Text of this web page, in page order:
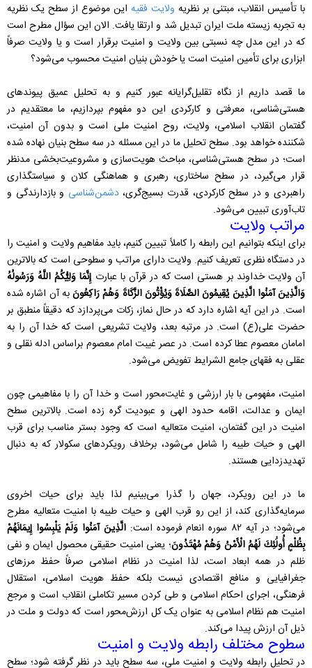
با تأسیس انقلاب، مبتنی بر نظریه ولایت فقیه این موضوع از سطح یک نظریه
به تجربه زیسته ملت ایران تبدیل شد و ارتقا یافت. الان این سؤال مطرح است
که در این مدل چه نسبتی بین ولایت و امنیت برقرار است و یا ولایت صرفاً
ابزاری برای تأمین امنیت است یا خودش بنیان امنیت محسوب می‌شود؟
ما قصد داریم از نگاه تقلیل‌گرایانه عبور کنیم و به تحلیل عمیق پیوندهای
هستی‌شناسی، معرفتی و کارکردی این دو مفهوم بپردازیم، ما معتقدیم در
گفتمان انقلاب اسلامی، ولایت، روح امنیت ملی است و بدون آن امنیت،
شکننده خواهد بود. سطح تحلیل ما در این مسئله در سه سطح بنیان نهاده شده
است؛ در سطح هستی‌شناسی، مباحث هویت‌سازی و مشروعیت‌بخشی مدنظر
قرار می‌گیرد، در سطح ساختاری، رهبری و هماهنگی کلان و سیاستگذاری
راهبردی و در سطح کارکردی، قدرت بسیج‌گری،دشمن‌شناسی و بازدارندگی و
تاب‌آوری تبیین می‌شود.
مراتب ولایت
برای اینکه بتوانیم این رابطه را کاملاً تبیین کنیم، باید مفاهیم ولایت و امنیت را
در دستگاه نظری تعریف کنیم. ولایت دارای مراتب و سطوحی است که بالاترین
آن ولایت خداوند بر هستی است که در قرآن با عبارتإِنَّمَا وَلِيُّكُمُ اللَّهُ وَرَسُولُهُ
وَالَّذِينَ آمَنُوا الَّذِينَ يُقِيمُونَ الصَّلَاةَ وَيُؤْتُونَ الزَّكَاةَ وَهُمْ رَاكِعُونَبه آن اشاره شده
است. در این آیه اشاره دارد که در حال نماز، زکات می‌پردازد که دقیقاً منطبق بر
حضرت علی(ع) است. در مرتبه بعد، ولایت تشریعی است که خدا آن را به
امامان معصوم عطا کرده است. در عصر غیبت امام معصوم براساس ادله نقلی و
عقلی به فقهای جامع الشرایط تفویض می‌شود.
امنیت، مفهومی با بار ارزشی و غایت‌محور است و خدا آن را با مفاهیمی چون
ایمان و عدالت، اقامه حدود الهی و عبودیت گره زده است. بالاترین سطح
امنیت در این گفتمان، امنیت متعالیه است که وجود بستر مناسب برای قرب
الهی و حیات طیبه را شامل می‌شود، برخلاف رویکردهای سکولار که به دنبال
تهدیدزدایی هستند.
ما در این رویکرد، جهان را گذرا می‌بینیم لذا باید برای حیات اخروی
سرمایه‌گذاری کند، از این رو قرب الهی و حیات طیبه با امنیت متعالیه مطرح
می‌شود؛ در آیه ۸۲ سوره انعام فرموده است:
الَّذِينَ آمَنُوا وَلَمْ يَلْبِسُوا إِيمَانَهُمْ
بِظُلْمٍ أُولَٰئِكَ لَهُمُ الْأَمْنُ وَهُمْ مُهْتَدُونَ؛ یعنی امنیت حقیقی محصول ایمان و نفی
ظلم در همه ابعاد است، لذا امنیت در نظام اسلامی صرفاً حفظ مرزهای
جغرافیایی و منافع اقتصادی نیست بلکه حفظ هویت اسلامی، استقلال
فرهنگی، اجرای احکام اسلامی و طی کردن مسیر تکاملی انقلاب است و مرجع
امنیت هم نظام اسلامی به عنوان یک کل ارزش‌محور است که دولت و ملت در
ذیل آن ارزش پیدا می‌کند.
سطوح مختلف رابطه ولایت و امنیت
در تحلیل رابطه ولایت و امنیت ملی، سه سطح باید در نظر گرفته شود؛ سطح